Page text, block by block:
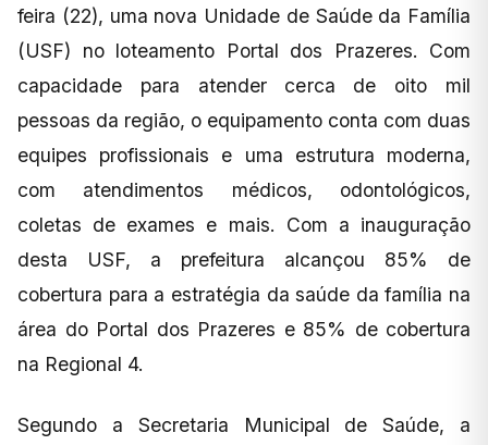
feira (22), uma nova Unidade de Saúde da Família
(USF) no loteamento Portal dos Prazeres. Com
capacidade para atender cerca de oito mil
pessoas da região, o equipamento conta com duas
equipes profissionais e uma estrutura moderna,
com atendimentos médicos, odontológicos,
coletas de exames e mais. Com a inauguração
desta USF, a prefeitura alcançou 85% de
cobertura para a estratégia da saúde da família na
área do Portal dos Prazeres e 85% de cobertura
na Regional 4.
Segundo a Secretaria Municipal de Saúde, a